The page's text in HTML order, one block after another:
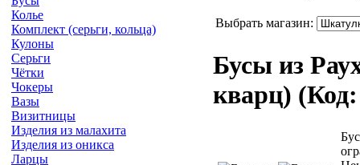
Колье
Комплект (серьги, кольца)
Кулоны
Серьги
Чётки
Чокеры
Вазы
Визитницы
Изделия из малахита
Изделия из оникса
Ларцы
Выбрать магазин:
Бусы из
кварц)